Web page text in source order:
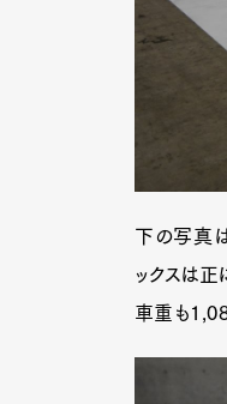
下の写真
ックスは正
車重も